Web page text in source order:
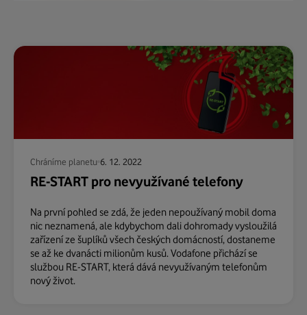
Chráníme planetu 6. 12. 2022
RE-START pro nevyužívané telefony
Na první pohled se zdá, že jeden nepoužívaný mobil doma
nic neznamená, ale kdybychom dali dohromady vysloužilá
zařízení ze šuplíků všech českých domácností, dostaneme
se až ke dvanácti milionům kusů. Vodafone přichází se
službou RE-START, která dává nevyužívaným telefonům
nový život.